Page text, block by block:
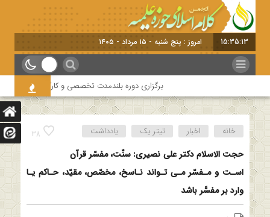
15:35:14 امروز : پنج شنبه - ۱۵ مرداد - ۱۴۰۵
برگزاری دوره بلندمدت تخصصی و کارگاه آموزشی کلام
38 خانه اخبار تیتر یک یادداشت
حجت الاسلام دکتر علی نصیری: سنّت، مفسّر قرآن
اسـت و مـفسّر‌ مـی‌ تـواند نـاسخ، مخصّص، مقیّد، حـاکم یـا
وارد بر مفسَّر باشد